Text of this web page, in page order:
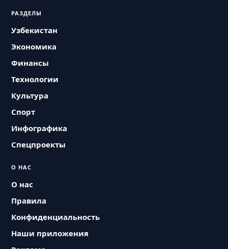
РАЗДЕЛЫ
Узбекистан
Экономика
Финансы
Технологии
Культура
Спорт
Инфографика
Спецпроекты
О НАС
О нас
Правила
Конфиденциальность
Наши приложения